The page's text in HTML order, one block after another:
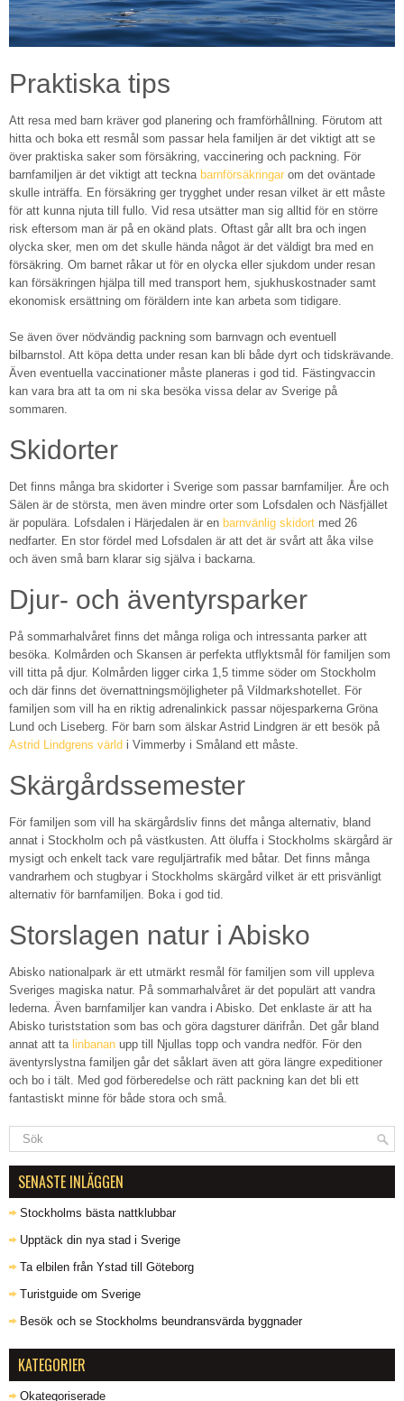
Praktiska tips
Att resa med barn kräver god planering och framförhållning. Förutom att
hitta och boka ett resmål som passar hela familjen är det viktigt att se
över praktiska saker som försäkring, vaccinering och packning. För
barnfamiljen är det viktigt att teckna barnförsäkringar om det oväntade
skulle inträffa. En försäkring ger trygghet under resan vilket är ett måste
för att kunna njuta till fullo. Vid resa utsätter man sig alltid för en större
risk eftersom man är på en okänd plats. Oftast går allt bra och ingen
olycka sker, men om det skulle hända något är det väldigt bra med en
försäkring. Om barnet råkar ut för en olycka eller sjukdom under resan
kan försäkringen hjälpa till med transport hem, sjukhuskostnader samt
ekonomisk ersättning om föräldern inte kan arbeta som tidigare.
Se även över nödvändig packning som barnvagn och eventuell
bilbarnstol. Att köpa detta under resan kan bli både dyrt och tidskrävande.
Även eventuella vaccinationer måste planeras i god tid. Fästingvaccin
kan vara bra att ta om ni ska besöka vissa delar av Sverige på
sommaren.
Skidorter
Det finns många bra skidorter i Sverige som passar barnfamiljer. Åre och
Sälen är de största, men även mindre orter som Lofsdalen och Näsfjället
är populära. Lofsdalen i Härjedalen är en barnvänlig skidort med 26
nedfarter. En stor fördel med Lofsdalen är att det är svårt att åka vilse
och även små barn klarar sig själva i backarna.
Djur- och äventyrsparker
På sommarhalvåret finns det många roliga och intressanta parker att
besöka. Kolmården och Skansen är perfekta utflyktsmål för familjen som
vill titta på djur. Kolmården ligger cirka 1,5 timme söder om Stockholm
och där finns det övernattningsmöjligheter på Vildmarkshotellet. För
familjen som vill ha en riktig adrenalinkick passar nöjesparkerna Gröna
Lund och Liseberg. För barn som älskar Astrid Lindgren är ett besök på
Astrid Lindgrens värld i Vimmerby i Småland ett måste.
Skärgårdssemester
För familjen som vill ha skärgårdsliv finns det många alternativ, bland
annat i Stockholm och på västkusten. Att öluffa i Stockholms skärgård är
mysigt och enkelt tack vare reguljärtrafik med båtar. Det finns många
vandrarhem och stugbyar i Stockholms skärgård vilket är ett prisvänligt
alternativ för barnfamiljen. Boka i god tid.
Storslagen natur i Abisko
Abisko nationalpark är ett utmärkt resmål för familjen som vill uppleva
Sveriges magiska natur. På sommarhalvåret är det populärt att vandra
lederna. Även barnfamiljer kan vandra i Abisko. Det enklaste är att ha
Abisko turiststation som bas och göra dagsturer därifrån. Det går bland
annat att ta linbanan upp till Njullas topp och vandra nedför. För den
äventyrslystna familjen går det såklart även att göra längre expeditioner
och bo i tält. Med god förberedelse och rätt packning kan det bli ett
fantastiskt minne för både stora och små.
SENASTE INLÄGGEN
Stockholms bästa nattklubbar
Upptäck din nya stad i Sverige
Ta elbilen från Ystad till Göteborg
Turistguide om Sverige
Besök och se Stockholms beundransvärda byggnader
KATEGORIER
Okategoriserade